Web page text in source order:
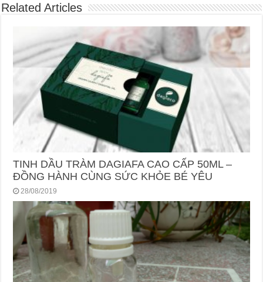
Related Articles
TINH DẦU TRÀM DAGIAFA CAO CẤP 50ML –
ĐỒNG HÀNH CÙNG SỨC KHỎE BÉ YÊU
28/08/2019